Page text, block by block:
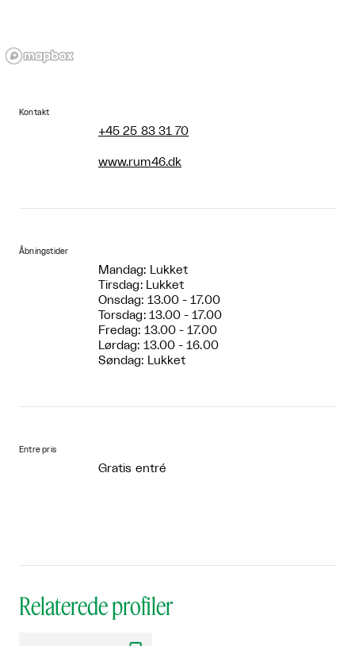
Kontakt
+45 25 83 31 70
www.rum46.dk
Åbningstider
Mandag: Lukket
Tirsdag: Lukket
Onsdag: 13.00 - 17.00
Torsdag: 13.00 - 17.00
Fredag: 13.00 - 17.00
Lørdag: 13.00 - 16.00
Søndag: Lukket
Entre pris
Gratis entré
Relaterede profiler